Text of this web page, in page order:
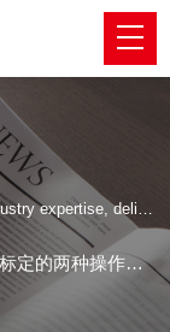
FULETEST R&D Team boasts over 20 years of industry expertise, delivering tailored professional solutions.
两种操作方法分享